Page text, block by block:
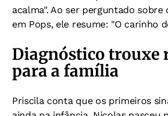
acalma".Ao ser perguntado sobre
em Pops, ele resume: "O carinho
Diagnóstico trouxe
para a família
Priscila conta que os primeiros